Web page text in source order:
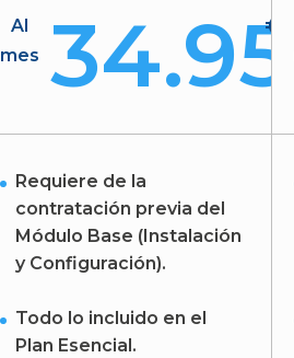
€
34.95
Al
mes
Requiere de la
contratación previa del
Módulo Base (Instalación
y Configuración).
Todo lo incluido en el
Plan Esencial.